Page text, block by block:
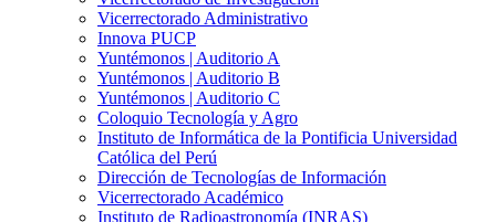
Vicerrectorado Administrativo
Innova PUCP
Yuntémonos | Auditorio A
Yuntémonos | Auditorio B
Yuntémonos | Auditorio C
Coloquio Tecnología y Agro
Instituto de Informática de la Pontificia Universidad
Católica del Perú
Dirección de Tecnologías de Información
Vicerrectorado Académico
Instituto de Radioastronomía (INRAS)